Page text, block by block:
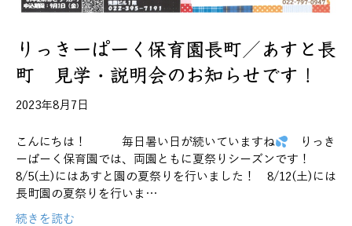
りっきーぱーく保育園長町／あすと長
町 見学・説明会のお知らせです！
2023年8月7日
こんにちは！ 毎日暑い日が続いていますね
りっき
ーぱーく保育園では、両園ともに夏祭りシーズンです！
8/5(土)にはあすと園の夏祭りを行いました！ 8/12(土)には
長町園の夏祭りを行いま…
続きを読む